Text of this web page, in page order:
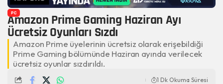
PC
Amazon Prime Gaming Haziran Ayı
Ücretsiz Oyunları Sızdı
Amazon Prime üyelerinin ücretsiz olarak erişebildiği
Prime Gaming bölümünde Haziran ayında verilecek
ücretsiz oyunlar sızdırıldı.
1 Dk Okuma Süresi